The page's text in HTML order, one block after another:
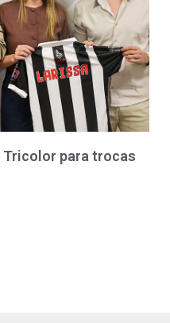
Tricolor para trocas